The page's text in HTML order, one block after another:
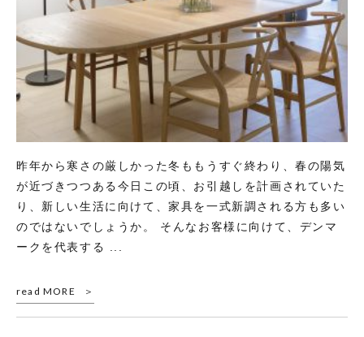
昨年から寒さの厳しかった冬ももうすぐ終わり、春の陽気
が近づきつつある今日この頃、お引越しを計画されていた
り、新しい生活に向けて、家具を一式新調される方も多い
のではないでしょうか。 そんなお客様に向けて、デンマ
ークを代表する ...
read MORE